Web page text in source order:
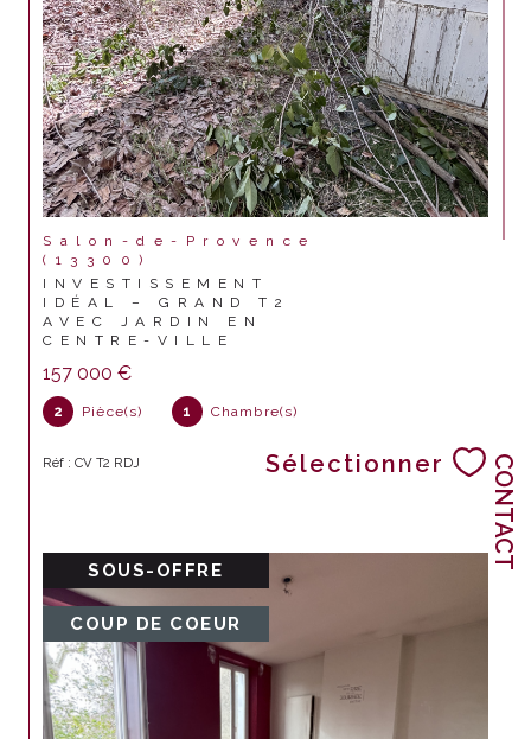
CONTACT
Salon-de-Provence
(13300)
INVESTISSEMENT
IDÉAL – GRAND T2
AVEC JARDIN EN
CENTRE-VILLE
157 000 €
2 Pièce(s) 1 Chambre(s)
Réf : CV T2 RDJ Sélectionner
SOUS-OFFRE
COUP DE COEUR